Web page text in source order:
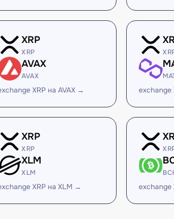
XRP
XRP
AVAX
AVAX
XRP на AVAX → exchange
XRP
XRP
XLM
XLM
XRP на XLM → exchange